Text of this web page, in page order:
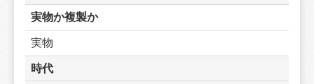
実物か複製か
実物
時代